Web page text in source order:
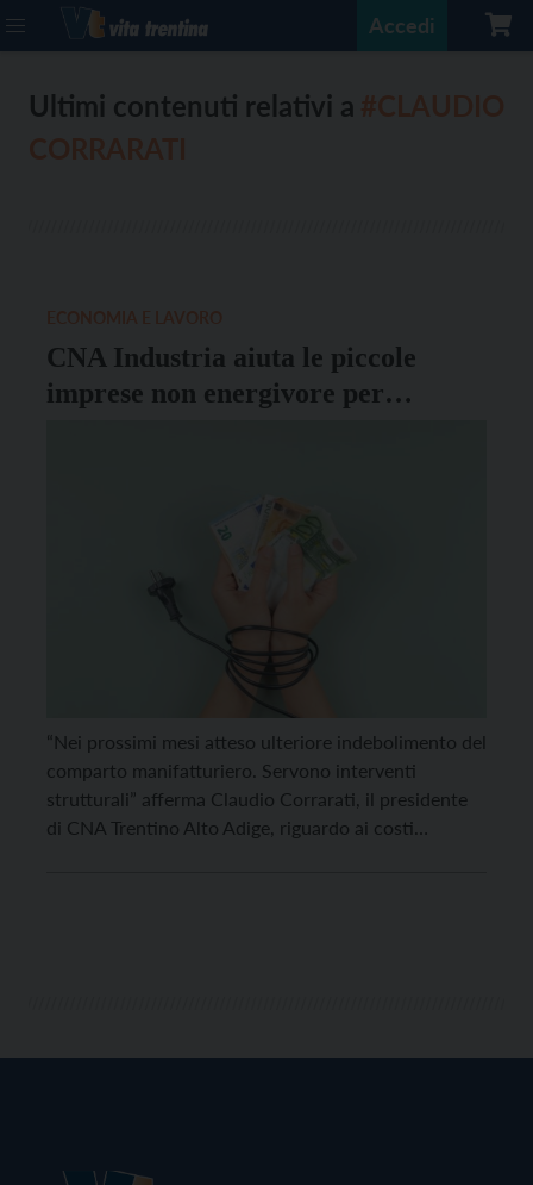
Accedi
Ultimi contenuti relativi a
CNA Industria aiuta le piccole
imprese non energivore per
“Nei prossimi mesi atteso ulteriore indebolimento del
comparto manifatturiero. Servono interventi
strutturali” afferma Claudio Corrarati, il presidente
di CNA Trentino Alto Adige, riguardo ai costi